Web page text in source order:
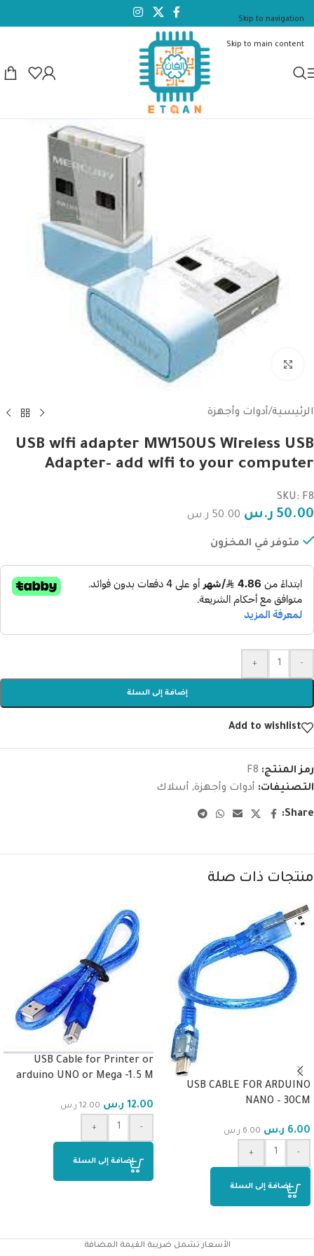
Skip to navigation
Skip to main content
Click to enlarge
الرئيسية/أدوات وأجهزة
USB wifi adapter MW150US Wireless USB
Adapter- add wifi to your computer
SKU: F8
50.00 ر.س 50.00 ر.س
متوفر في المخزون
-
+
إضافة إلى السلة
Add to wishlist
رمز المنتج: F8
التصنيفات: أدوات وأجهزة, أسلاك
Share:
منتجات ذات صلة
USB CABLE FOR ARDUINO
NANO – 30CM
6.00 ر.س 6.00 ر.س
-
+
إضافة إلى السلة
USB Cable for Printer or
arduino UNO or Mega -1.5 M
12.00 ر.س 12.00 ر.س
-
+
إضافة إلى السلة
الأسعار تشمل ضريبة القيمة المضافة